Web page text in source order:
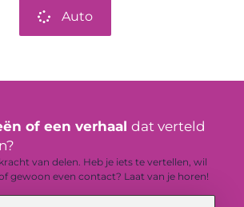
Auto
of een verhaal dat verteld
van delen. Heb je iets te vertellen, wil
gewoon even contact? Laat van je horen!